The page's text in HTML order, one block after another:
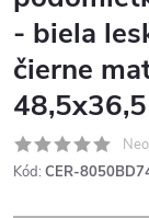
- biela
čierne
Kód: CER-